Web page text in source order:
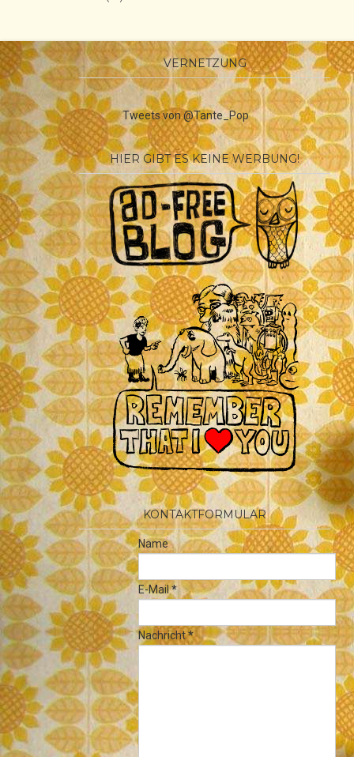
VERNETZUNG
Tweets von @Tante_Pop
HIER GIBT ES KEINE WERBUNG!
KONTAKTFORMULAR
Name
E-Mail*
Nachricht*